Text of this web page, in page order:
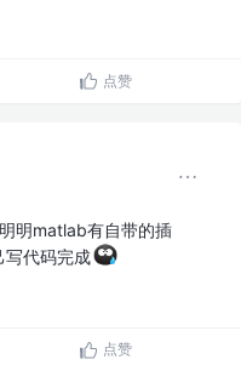
点赞
明matlab有自带的插
写代码完成
点赞